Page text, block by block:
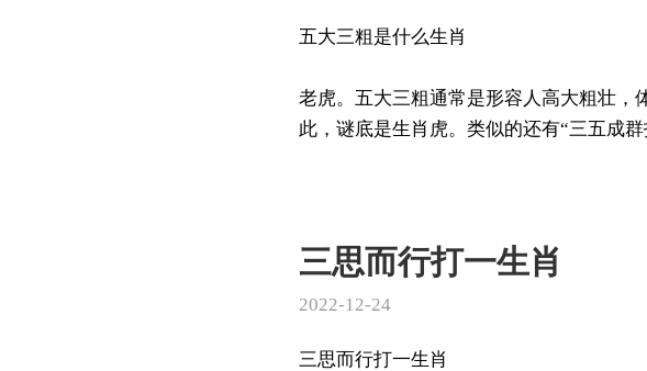
五大三粗是什么生肖
老虎。五大三粗通常是形容人高大粗壮，
此，谜底是生肖虎。类似的还有“三五成群
三思而行打一生肖
2022-12-24
三思而行打一生肖